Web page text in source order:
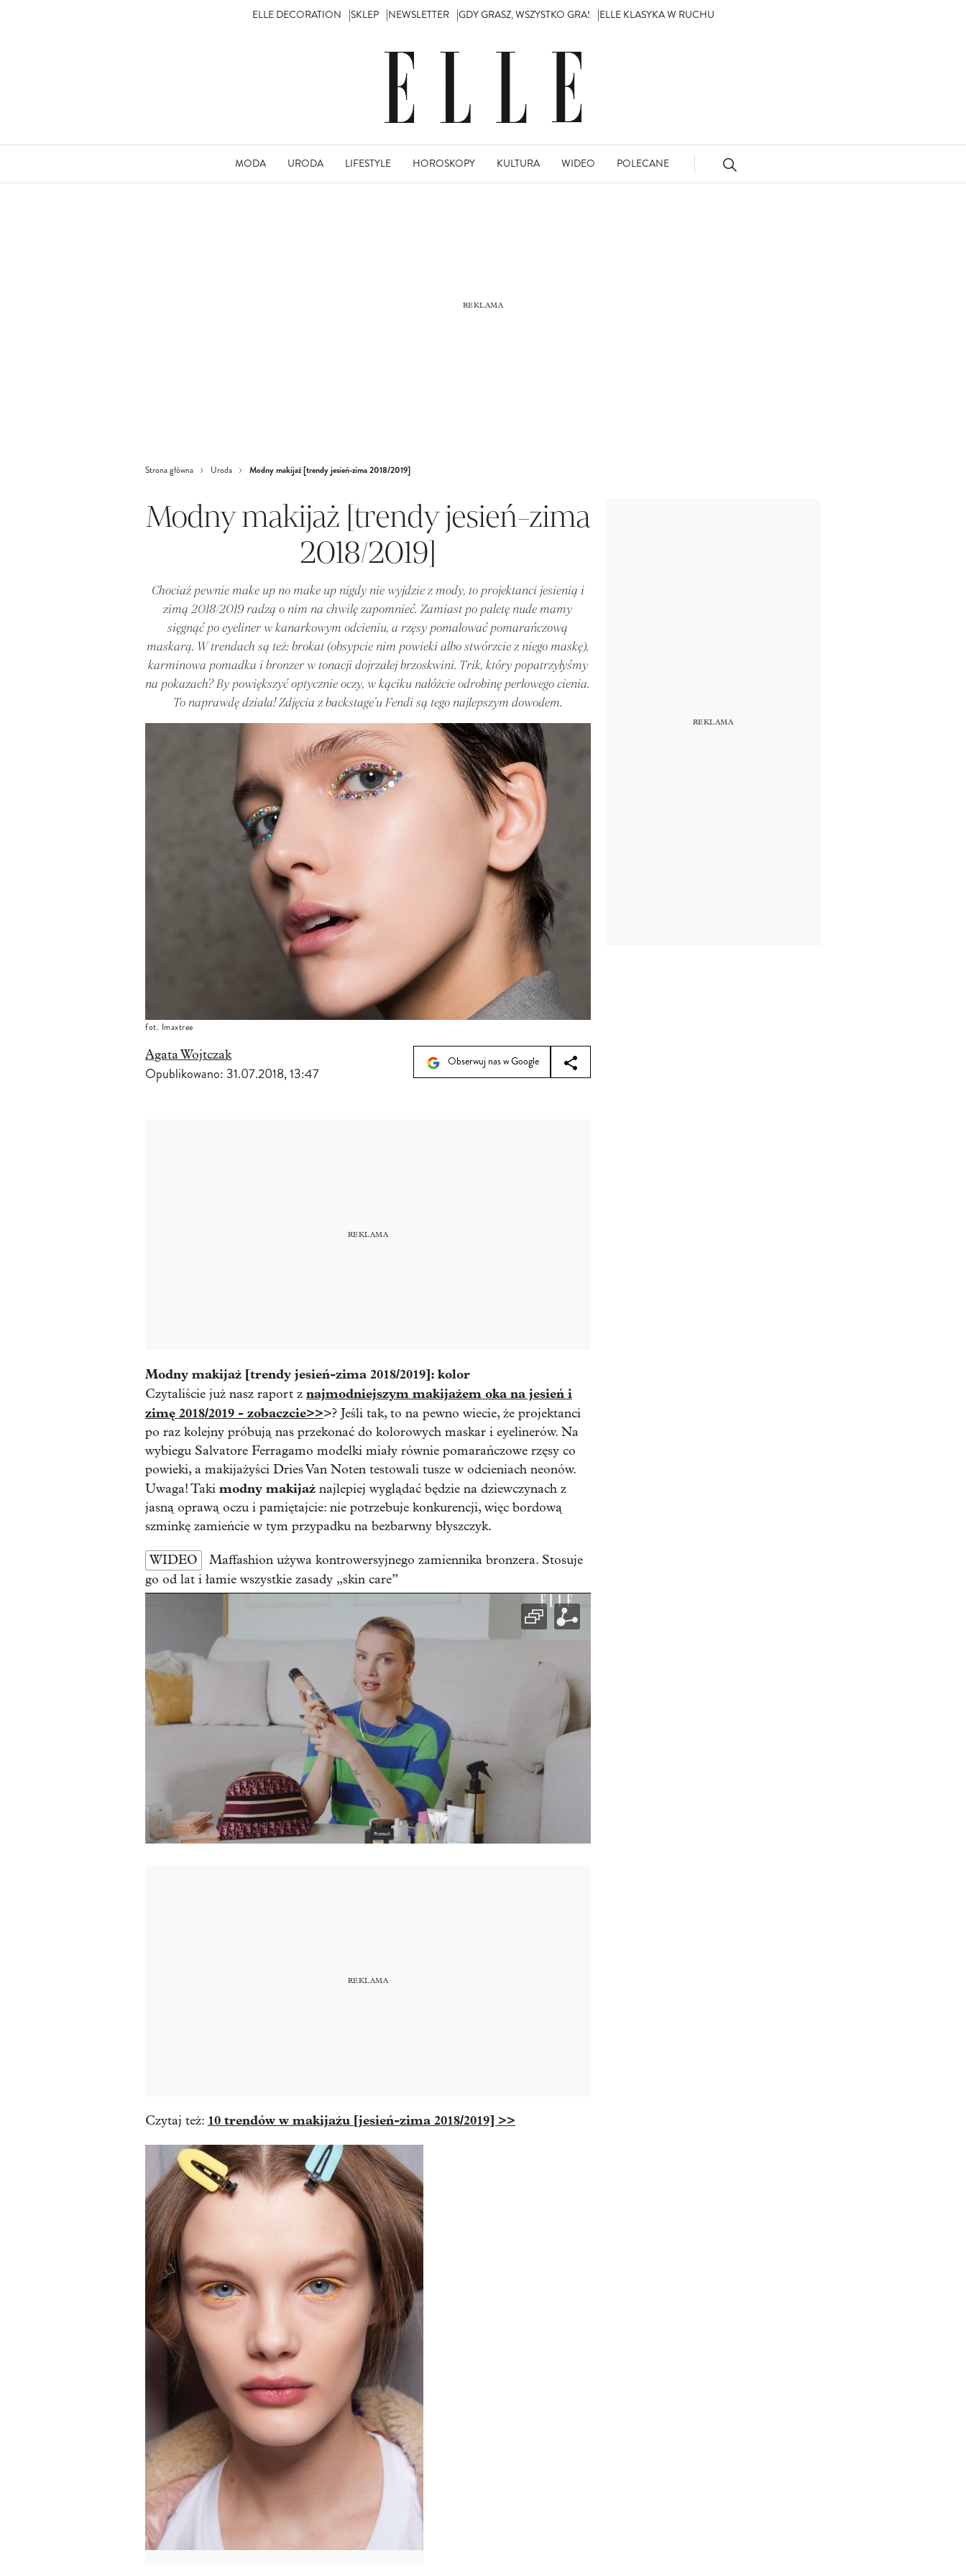
ELLE DECORATION SKLEP NEWSLETTER GDY GRASZ, WSZYSTKO GRA! ELLE KLASYKA W RUCHU
MODA URODA LIFESTYLE HOROSKOPY KULTURA WIDEO POLECANE
Strona główna Uroda Modny makijaż [trendy jesień-zima 2018/2019]
Modny makijaż [trendy jesień-zima
2018/2019]
Chociaż pewnie make up no make up nigdy nie wyjdzie z mody, to projektanci jesienią i
zimą 2018/2019 radzą o nim na chwilę zapomnieć. Zamiast po paletę nude mamy
sięgnąć po eyeliner w kanarkowym odcieniu, a rzęsy pomalować pomarańczową
maskarą. W trendach są też: brokat (obsypcie nim powieki albo stwórzcie z niego maskę),
karminowa pomadka i bronzer w tonacji dojrzałej brzoskwini. Trik, który popatrzyłyśmy
na pokazach? By powiększyć optycznie oczy, w kąciku nałóżcie odrobinę perłowego cienia.
To naprawdę działa! Zdjęcia z backstage'u Fendi są tego najlepszym dowodem.
fot. Imaxtree
Agata Wojtczak
Opublikowano: 31.07.2018, 13:47
Obserwuj nas w Google
Modny makijaż [trendy jesień-zima 2018/2019]: kolor
Czytaliście już nasz raport z najmodniejszym makijażem oka na jesień i
zimę 2018/2019 - zobaczcie>>>? Jeśli tak, to na pewno wiecie, że projektanci
po raz kolejny próbują nas przekonać do kolorowych maskar i eyelinerów. Na
wybiegu Salvatore Ferragamo modelki miały równie pomarańczowe rzęsy co
powieki, a makijażyści Dries Van Noten testowali tusze w odcieniach neonów.
Uwaga! Taki modny makijaż najlepiej wyglądać będzie na dziewczynach z
jasną oprawą oczu i pamiętajcie: nie potrzebuje konkurencji, więc bordową
szminkę zamieńcie w tym przypadku na bezbarwny błyszczyk.
WIDEO
Maffashion używa kontrowersyjnego zamiennika bronzera. Stosuje
go od lat i łamie wszystkie zasady „skin care”
Czytaj też: 10 trendów w makijażu [jesień-zima 2018/2019] >>